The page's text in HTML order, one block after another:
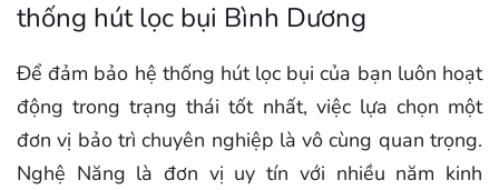
thống hút lọc bụi Bình Dương
Để đảm bảo hệ thống hút lọc bụi của bạn luôn hoạt
động trong trạng thái tốt nhất, việc lựa chọn một
đơn vị bảo trì chuyên nghiệp là vô cùng quan trọng.
Nghệ Năng là đơn vị uy tín với nhiều năm kinh